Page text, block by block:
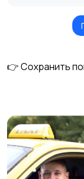
Бытовые
Домашний
👉 Сохранить